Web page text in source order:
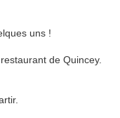
uns !
de Quincey.